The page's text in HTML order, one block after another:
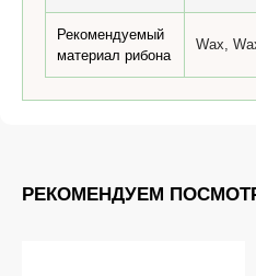
Рекомендуемый
материал рибона
Wax,
РЕКОМЕНДУЕМ